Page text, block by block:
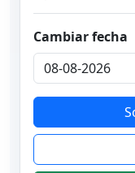
Cambiar fecha